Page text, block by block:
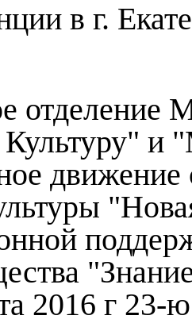
в г.
и
движение
2016 г 23-